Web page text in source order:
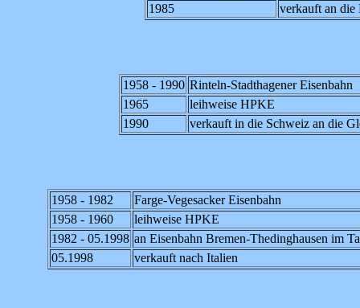
1985
verkauft an
1958 - 1990 Rinteln-Stadthagener Eisenbahn
1965
leihweise HPKE
1990
verkauft in die Schweiz an die
1958 - 1982
Farge-Vegesacker Eisenbahn
1958 - 1960
leihweise HPKE
1982 - 05.1998 an Eisenbahn Bremen-Thedinghausen im
05.1998
verkauft nach Italien